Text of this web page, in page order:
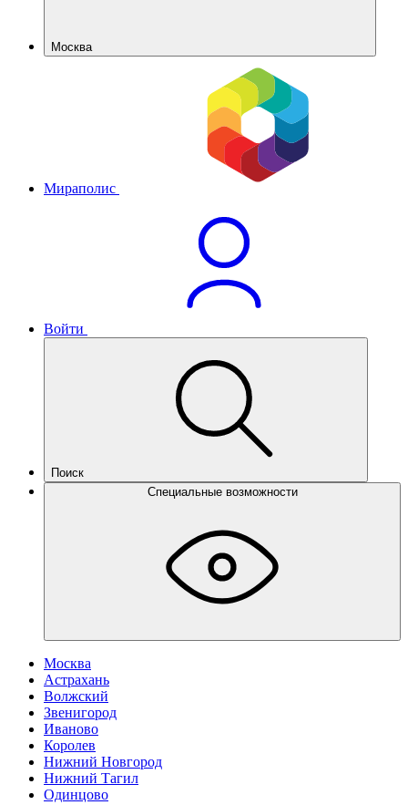
Москва
Мираполис
Войти
Поиск
Специальные возможности
Москва
Астрахань
Волжский
Звенигород
Иваново
Королев
Нижний Новгород
Нижний Тагил
Одинцово